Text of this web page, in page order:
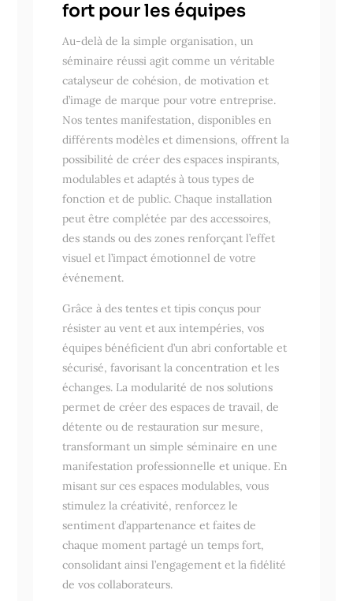
fort pour les équipes
Au-delà de la simple organisation, un
séminaire réussi agit comme un véritable
catalyseur de cohésion, de motivation et
d’image de marque pour votre entreprise.
Nos tentes manifestation, disponibles en
différents modèles et dimensions, offrent la
possibilité de créer des espaces inspirants,
modulables et adaptés à tous types de
fonction et de public. Chaque installation
peut être complétée par des accessoires,
des stands ou des zones renforçant l’effet
visuel et l’impact émotionnel de votre
événement.
Grâce à des tentes et tipis conçus pour
résister au vent et aux intempéries, vos
équipes bénéficient d’un abri confortable et
sécurisé, favorisant la concentration et les
échanges. La modularité de nos solutions
permet de créer des espaces de travail, de
détente ou de restauration sur mesure,
transformant un simple séminaire en une
manifestation professionnelle et unique. En
misant sur ces espaces modulables, vous
stimulez la créativité, renforcez le
sentiment d’appartenance et faites de
chaque moment partagé un temps fort,
consolidant ainsi l’engagement et la fidélité
de vos collaborateurs.